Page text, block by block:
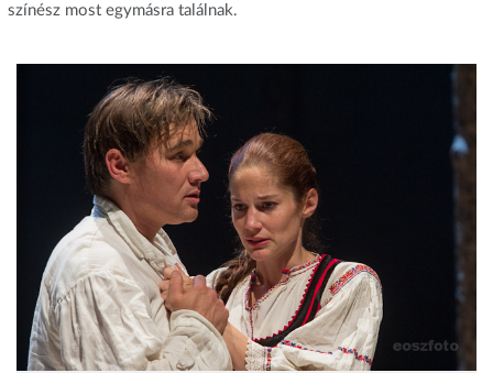
színész most egymásra találnak.